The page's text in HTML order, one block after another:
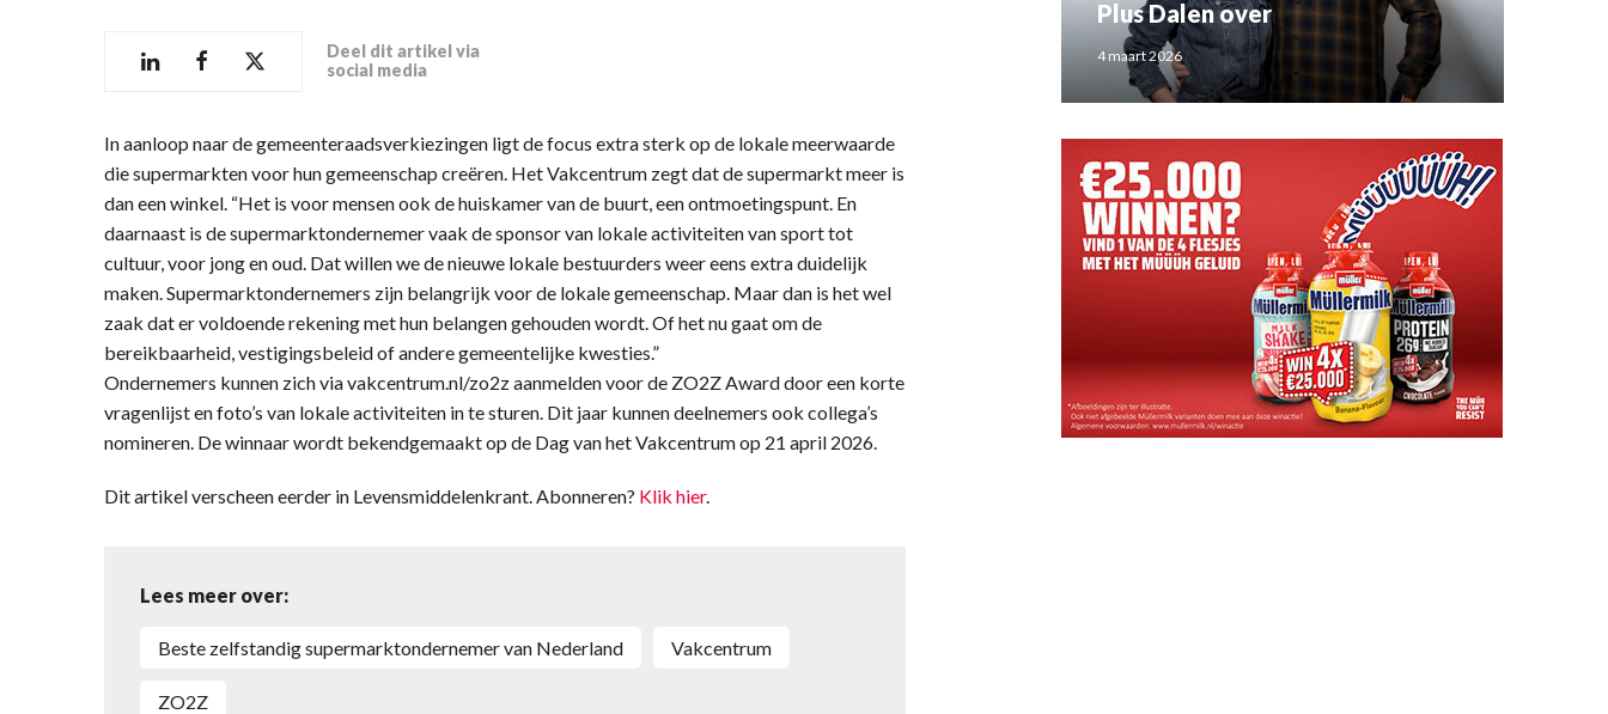
Deel dit artikel via
social media
In aanloop naar de gemeenteraadsverkiezingen ligt de focus extra sterk op de lokale meerwaarde
die supermarkten voor hun gemeenschap creëren. Het Vakcentrum zegt dat de supermarkt meer is
dan een winkel. “Het is voor mensen ook de huiskamer van de buurt, een ontmoetingspunt. En
daarnaast is de supermarktondernemer vaak de sponsor van lokale activiteiten van sport tot
cultuur, voor jong en oud. Dat willen we de nieuwe lokale bestuurders weer eens extra duidelijk
maken. Supermarktondernemers zijn belangrijk voor de lokale gemeenschap. Maar dan is het wel
zaak dat er voldoende rekening met hun belangen gehouden wordt. Of het nu gaat om de
bereikbaarheid, vestigingsbeleid of andere gemeentelijke kwesties.”
Ondernemers kunnen zich via vakcentrum.nl/zo2z aanmelden voor de ZO2Z Award door een korte
vragenlijst en foto’s van lokale activiteiten in te sturen. Dit jaar kunnen deelnemers ook collega’s
nomineren. De winnaar wordt bekendgemaakt op de Dag van het Vakcentrum op 21 april 2026.
Dit artikel verscheen eerder in Levensmiddelenkrant. Abonneren? Klik hier.
Lees meer over:
Beste zelfstandig supermarktondernemer van Nederland Vakcentrum
ZO2Z
Plus Dalen over
4 maart 2026